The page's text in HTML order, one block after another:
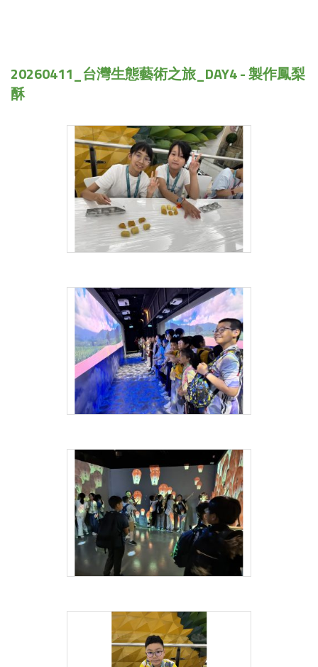
20260411_台灣生態藝術之旅_DAY4 - 製作鳳梨
酥